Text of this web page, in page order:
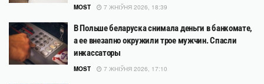
MOST 7 ЖНІЎНЯ 2026, 18:39
В Польше беларуска снимала деньги в банкомате,
а ее внезапно окружили трое мужчин. Спасли
инкассаторы
MOST 7 ЖНІЎНЯ 2026, 17:10